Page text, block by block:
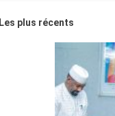
Les plus récents